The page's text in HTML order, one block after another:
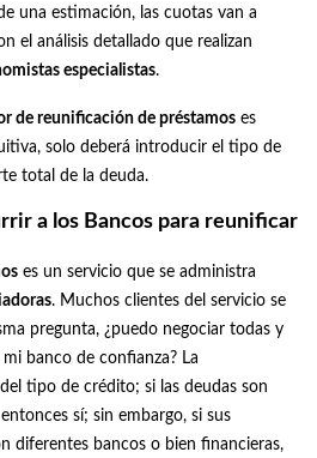
una estimación, las cuotas van a
el análisis detallado que realizan
especialistas.
de reunificación de préstamos es
solo deberá introducir el tipo de
total de la deuda.
a los Bancos para reunificar
es un servicio que se administra
. Muchos clientes del servicio se
pregunta, ¿puedo negociar todas y
banco de confianza? La
tipo de crédito; si las deudas son
sí; sin embargo, si sus
diferentes bancos o bien financieras,